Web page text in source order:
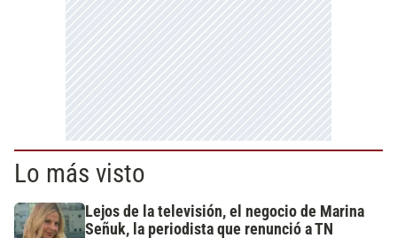
Lo más visto
Lejos de la televisión, el negocio de Marina
Señuk, la periodista que renunció a TN